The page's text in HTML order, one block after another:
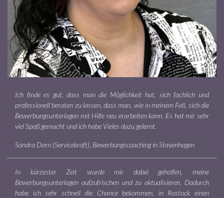
Ich finde es gut, dass man die Möglichkeit hat, sich fachlich und
professionell beraten zu lassen, dass man, wie in meinem Fall, sich die
Bewerbungsunterlagen mit Hilfe neu erarbeiten kann. Es hat mir sehr
viel Spaß gemacht und ich habe Vieles dazu gelernt.
Sandra Dorn (Servicekraft), Bewerbungscoaching in Stavenhagen
In kürzester Zeit wurde mir dabei geholfen, meine
Bewerbungsunterlagen aufzufrischen und zu aktualisieren. Dadurch
habe ich sehr schnell die Chance bekommen, in Rostock einen